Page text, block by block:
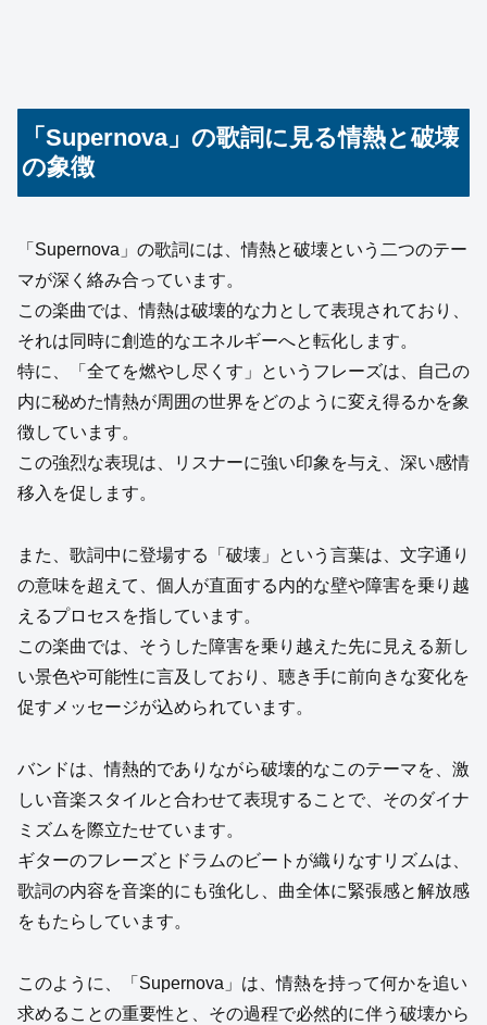
「Supernova」の歌詞に見る情熱と破壊
の象徴
「Supernova」の歌詞には、情熱と破壊という二つのテー
マが深く絡み合っています。
この楽曲では、情熱は破壊的な力として表現されており、
それは同時に創造的なエネルギーへと転化します。
特に、「全てを燃やし尽くす」というフレーズは、自己の
内に秘めた情熱が周囲の世界をどのように変え得るかを象
徴しています。
この強烈な表現は、リスナーに強い印象を与え、深い感情
移入を促します。
また、歌詞中に登場する「破壊」という言葉は、文字通り
の意味を超えて、個人が直面する内的な壁や障害を乗り越
えるプロセスを指しています。
この楽曲では、そうした障害を乗り越えた先に見える新し
い景色や可能性に言及しており、聴き手に前向きな変化を
促すメッセージが込められています。
バンドは、情熱的でありながら破壊的なこのテーマを、激
しい音楽スタイルと合わせて表現することで、そのダイナ
ミズムを際立たせています。
ギターのフレーズとドラムのビートが織りなすリズムは、
歌詞の内容を音楽的にも強化し、曲全体に緊張感と解放感
をもたらしています。
このように、「Supernova」は、情熱を持って何かを追い
求めることの重要性と、その過程で必然的に伴う破壊から